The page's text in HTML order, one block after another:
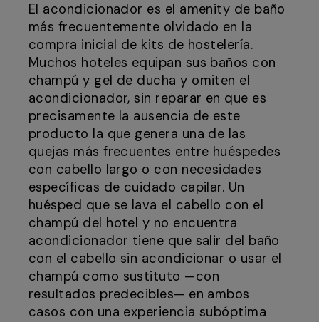
El acondicionador es el amenity de baño
más frecuentemente olvidado en la
compra inicial de kits de hostelería.
Muchos hoteles equipan sus baños con
champú y gel de ducha y omiten el
acondicionador, sin reparar en que es
precisamente la ausencia de este
producto la que genera una de las
quejas más frecuentes entre huéspedes
con cabello largo o con necesidades
específicas de cuidado capilar. Un
huésped que se lava el cabello con el
champú del hotel y no encuentra
acondicionador tiene que salir del baño
con el cabello sin acondicionar o usar el
champú como sustituto —con
resultados predecibles— en ambos
casos con una experiencia subóptima